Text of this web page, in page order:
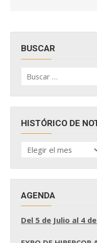
BUSCAR
por:
HISTÓRICO DE
HISTÓRICO
DE
AGENDA
Del 5 de Julio al 4